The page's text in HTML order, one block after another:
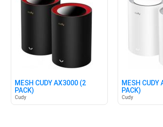
MESH CUDY AX3000 (2
PACK)
Cudy
MESH CUDY
PACK)
Cudy